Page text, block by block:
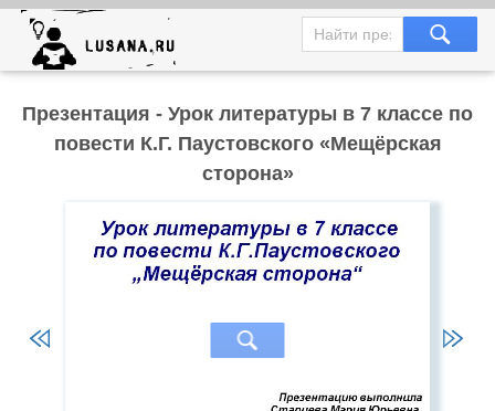
Презентация - Урок литературы в 7 классе по
повести К.Г. Паустовского «Мещёрская
сторона»